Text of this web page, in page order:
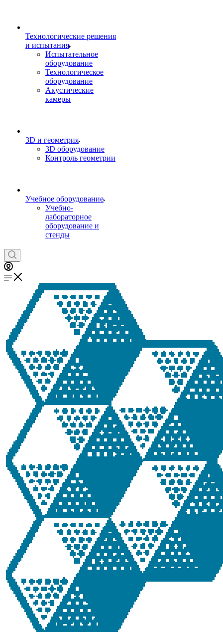
Технологические решения
и испытания
Испытательное
оборудование
Технологическое
оборудование
Акустические
камеры
3D и геометрия
3D оборудование
Контроль геометрии
Учебное оборудование
Учебно-
лабораторное
оборудование и
стенды